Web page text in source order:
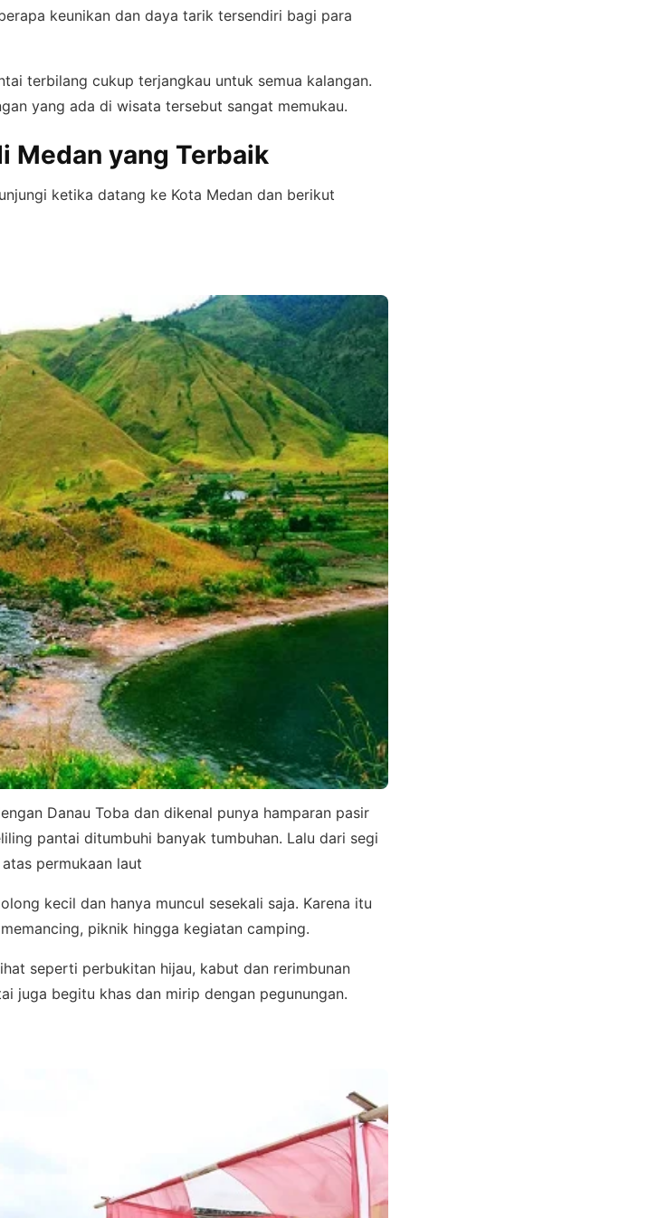
keunikan dan daya tarik tersendiri bagi para
terbilang cukup terjangkau untuk semua kalangan.
yang ada di wisata tersebut sangat memukau.
Medan yang Terbaik
ketika datang ke Kota Medan dan berikut
Danau Toba dan dikenal punya hamparan pasir
pantai ditumbuhi banyak tumbuhan. Lalu dari segi
permukaan laut
kecil dan hanya muncul sesekali saja. Karena itu
piknik hingga kegiatan camping.
seperti perbukitan hijau, kabut dan rerimbunan
juga begitu khas dan mirip dengan pegunungan.